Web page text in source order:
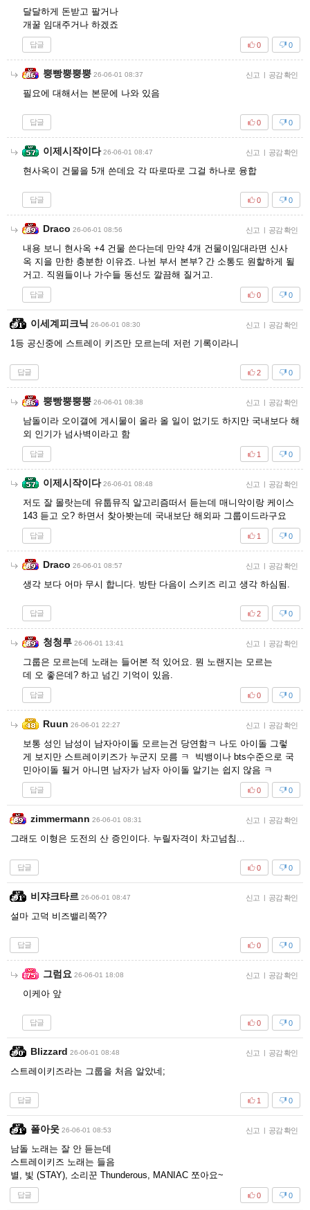
달달하게 돈받고 팔거나
개꿀 임대주거나 하겠죠
답글 0
0
뿡빵뿡뿡뿡 26-06-01 08:37 신고 | 공감 확인
필요에 대해서는 본문에 나와 있음
답글 0
0
이제시작이다 26-06-01 08:47 신고 | 공감 확인
현사옥이 건물을 5개 쓴데요 각 따로따로 그걸 하나로 융합
답글 0
0
Draco 26-06-01 08:56 신고 | 공감 확인
내용 보니 현사옥 +4 건물 쓴다는데 만약 4개 건물이임대라면 신사
옥 지을 만한 충분한 이유죠. 나뉜 부서 본부? 간 소통도 원할하게 될
거고. 직원들이나 가수들 동선도 깔끔해 질거고.
답글 0
0
이세계피크닉 26-06-01 08:30 신고 | 공감 확인
1등 공신중에 스트레이 키즈만 모르는데 저런 기록이라니
답글 0
2
뿡빵뿡뿡뿡 26-06-01 08:38 신고 | 공감 확인
남돌이라 오이갤에 게시물이 올라 올 일이 없기도 하지만 국내보다 해
외 인기가 넘사벽이라고 함
답글 0
1
이제시작이다 26-06-01 08:48 신고 | 공감 확인
저도 잘 몰랏는데 유툽뮤직 알고리즘떠서 듣는데 매니악이랑 케이스
143 듣고 오? 하면서 찾아봣는데 국내보단 해외파 그룹이드라구요
답글 0
1
Draco 26-06-01 08:57 신고 | 공감 확인
생각 보다 어마 무시 합니다. 방탄 다음이 스키즈 리고 생각 하심됨.
답글 0
2
청청루 26-06-01 13:41 신고 | 공감 확인
그룹은 모르는데 노래는 들어본 적 있어요. 뭔 노랜지는 모르는
데 오 좋은데? 하고 넘긴 기억이 있음.
답글 0
0
Ruun 26-06-01 22:27 신고 | 공감 확인
보통 성인 남성이 남자아이돌 모르는건 당연함ㅋ 나도 아이돌 그렇
게 보지만 스트레이키즈가 누군지 모름 ㅋ 빅뱅이나 bts수준으로 국
민아이돌 될거 아니면 남자가 남자 아이돌 알기는 쉽지 않음 ㅋ
답글 0
0
zimmermann 26-06-01 08:31 신고 | 공감 확인
그래도 이형은 도전의 산 증인이다. 누릴자격이 차고넘침...
답글 0
0
비쟈크타르 26-06-01 08:47 신고 | 공감 확인
설마 고덕 비즈밸리쪽??
답글 0
0
그럼요 26-06-01 18:08 신고 | 공감 확인
이케아 앞
답글 0
0
Blizzard 26-06-01 08:48 신고 | 공감 확인
스트레이키즈라는 그룹을 처음 알았네;
답글 0
1
폴아웃 26-06-01 08:53 신고 | 공감 확인
남돌 노래는 잘 안 듣는데
스트레이키즈 노래는 들음
별, 빛 (STAY), 소리꾼 Thunderous, MANIAC 쪼아요~
답글 0
0